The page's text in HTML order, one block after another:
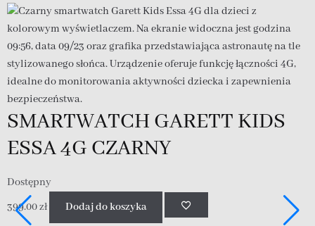
SMARTWATCH GARETT KIDS
ESSA 4G CZARNY
Dostępny
399.00zł Dodaj do koszyka